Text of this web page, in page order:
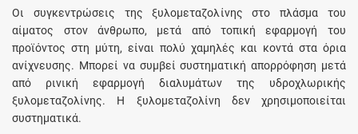
Οι συγκεντρώσεις της ξυλομεταζολίνης στο πλάσμα του
αίματος στον άνθρωπο, μετά από τοπική εφαρμογή του
προϊόντος στη μύτη, είναι πολύ χαμηλές και κοντά στα όρια
ανίχνευσης. Μπορεί να συμβεί συστηματική απορρόφηση μετά
από ρινική εφαρμογή διαλυμάτων της υδροχλωρικής
ξυλομεταζολίνης. Η ξυλομεταζολίνη δεν χρησιμοποιείται
συστηματικά.